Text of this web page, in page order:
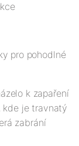
pro pohodlné
k zapaření
kde je travnatý
zabrání